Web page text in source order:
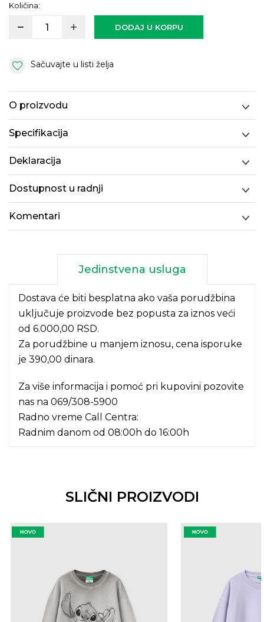
Količina:
DODAJ U KORPU
Sačuvajte u listi želja
O proizvodu
Specifikacija
Deklaracija
Dostupnost u radnji
Komentari
Jedinstvena usluga
Dostava će biti besplatna ako vaša porudžbina
uključuje proizvode bez popusta za iznos veći
od 6.000,00 RSD.
Za porudžbine u manjem iznosu, cena isporuke
je 390,00 dinara.
Za više informacija i pomoć pri kupovini pozovite
nas na 069/308-5900
Radno vreme Call Centra:
Radnim danom od 08:00h do 16:00h
SLIČNI PROIZVODI